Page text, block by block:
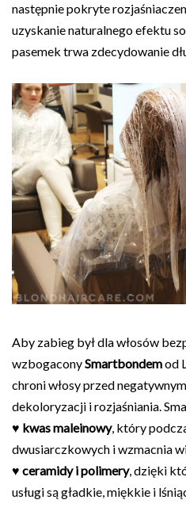
następnie pokryte
uzyskanie naturalnego efektu
pasemek trwa zdecydowanie
Aby zabieg był dla włosów
wzbogaconySmartbondemod
chroni włosy przed
dekoloryzacji i rozjaśniania.
♥ kwas maleinowy, który
dwusiarczkowych i wzmacnia
♥ ceramidy i polimery, dzięki
usługi są gładkie, miękkie i